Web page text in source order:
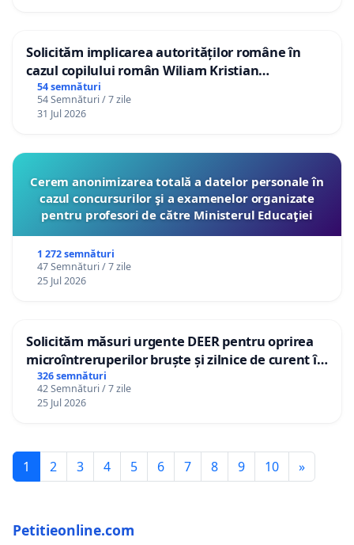
Solicităm implicarea autorităților române în
cazul copilului român Wiliam Kristian
Gheorghe, aflat în plasament în Danemarca de
12 ani
54 semnături
54 Semnături / 7 zile
31 Jul 2026
Cerem anonimizarea totală a datelor personale în
cazul concursurilor şi a examenelor organizate
pentru profesori de către Ministerul Educaţiei
1 272 semnături
47 Semnături / 7 zile
25 Jul 2026
Solicităm măsuri urgente DEER pentru oprirea
microîntreruperilor bruște și zilnice de curent în
Sâncraiu de Mureș și Nazna
326 semnături
42 Semnături / 7 zile
25 Jul 2026
1 2 3 4 5 6 7 8 9 10 »
Petitieonline.com